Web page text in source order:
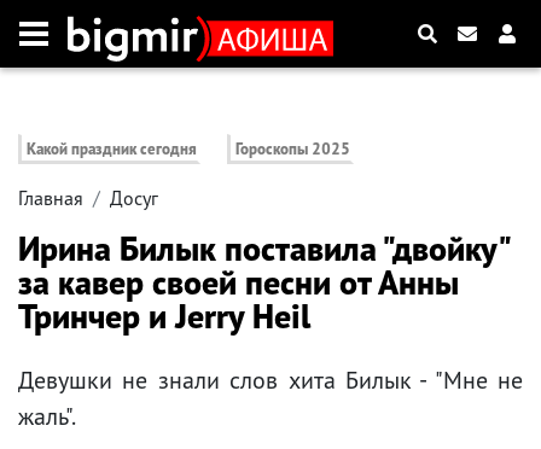
Какой праздник сегодня Гороскопы 2025
Главная Досуг
Ирина Билык поставила "двойку"
за кавер своей песни от Анны
Тринчер и Jerry Heil
Девушки не знали слов хита Билык - "Мне не
жаль".